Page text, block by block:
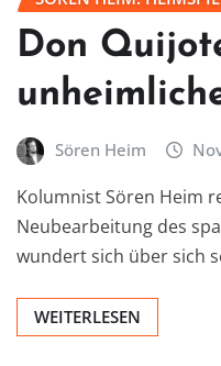
Don
Sören Heim
Kolumnist Sören Heim
Neubearbeitung des
wundert sich über sich
WEITERLESEN